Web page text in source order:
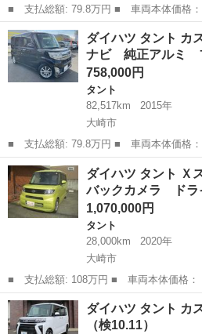
■ 支払総額: 79.8万円 ■ 車両本体価格： 758,000 円 ■ メーカー
名： ダイハツ ■ 車種名： タント ■
Ｘ ＳＡＩＩ 純正ナビ 純正アルミ
再生 Ｂｌｕｅ...
宮城 大崎市 タント
ダイハツ タント
ナビ 純正アルミ
758,000円
タント
82,517km
2015年
大崎市
■ 支払総額: 79.8万円 ■ 車両本体価格： 758,000 円 ■ メーカー
名： ダイハツ ■ 車種名： タント ■
Ｘ ＳＡＩＩ 純正ナビ 純正アルミ
再生 Ｂｌｕｅ...
宮城 大崎市 タント
ダイハツ タント
バックカメラ ド
1,070,000円
タント
28,000km
2020年
大崎市
■ 支払総額: 108万円 ■ 車両本体価格： 1,070,000 円 ■ メーカー
名： ダイハツ ■ 車種名： タント ■
ル ナビ ＴＶ バックカメラ ドライ
ートキー×...
宮城 大崎市 タント
ダイハツ タント カ
（検10.11）